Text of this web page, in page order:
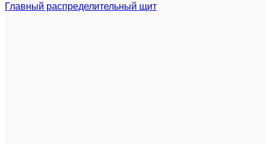
Главный распределительный щит